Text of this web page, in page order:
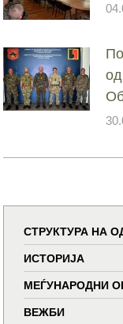
СТРУКТУРА НА
ИСТОРИЈА
МЕЃУНАРОДНИ
ВЕЖБИ